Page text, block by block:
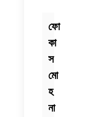
ফো
কা
স
মো
হ
না